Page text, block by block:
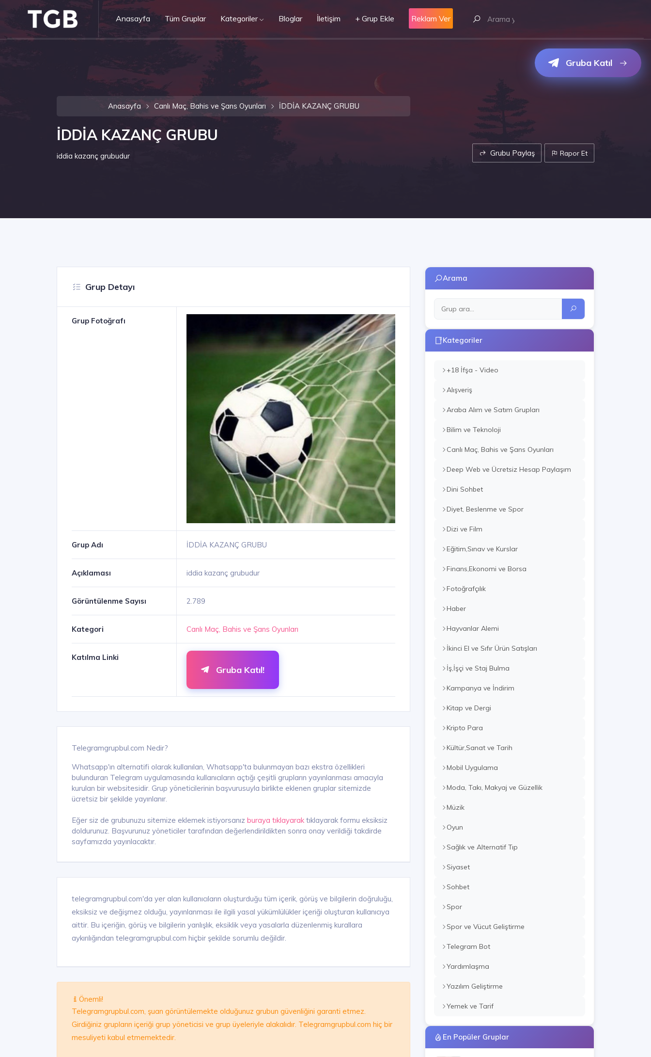
Anasayfa Tüm Gruplar Kategoriler Bloglar İletişim + Grup Ekle Reklam Ver
Anasayfa Canlı Maç, Bahis ve Şans Oyunları İDDİA KAZANÇ GRUBU
İDDİA KAZANÇ GRUBU
iddia kazanç grubudur Grubu Paylaş Rapor Et
Grup Detayı
Grup Fotoğrafı
Grup Adı İDDİA KAZANÇ GRUBU
Açıklaması iddia kazanç grubudur
Görüntülenme Sayısı 2.789
Kategori Canlı Maç, Bahis ve Şans Oyunları
Katılma Linki
Gruba Katıl!
Telegramgrupbul.com Nedir?
Whatsapp'ın alternatifi olarak kullanılan, Whatsapp'ta bulunmayan bazı ekstra özellikleri
bulunduran Telegram uygulamasında kullanıcıların açtığı çeşitli grupların yayınlanması amacıyla
kurulan bir websitesidir. Grup yöneticilerinin başvurusuyla birlikte eklenen gruplar sitemizde
ücretsiz bir şekilde yayınlanır.
Eğer siz de grubunuzu sitemize eklemek istiyorsanız buraya tıklayarak tıklayarak formu eksiksiz
doldurunuz. Başvurunuz yöneticiler tarafından değerlendirildikten sonra onay verildiği takdirde
sayfamızda yayınlacaktır.
telegramgrupbul.com'da yer alan kullanıcıların oluşturduğu tüm içerik, görüş ve bilgilerin doğruluğu,
eksiksiz ve değişmez olduğu, yayınlanması ile ilgili yasal yükümlülükler içeriği oluşturan kullanıcıya
aittir. Bu içeriğin, görüş ve bilgilerin yanlışlık, eksiklik veya yasalarla düzenlenmiş kurallara
aykırılığından telegramgrupbul.com hiçbir şekilde sorumlu değildir.
Önemli!
Telegramgrupbul.com, şuan görüntülemekte olduğunuz grubun güvenliğini garanti etmez.
Girdiğiniz grupların içeriği grup yöneticisi ve grup üyeleriyle alakalıdır. Telegramgrupbul.com hiç bir
mesuliyeti kabul etmemektedir.
Arama
Kategoriler
+18 İfşa - Video
Alışveriş
Araba Alım ve Satım Grupları
Bilim ve Teknoloji
Canlı Maç, Bahis ve Şans Oyunları
Deep Web ve Ücretsiz Hesap Paylaşım
Dini Sohbet
Diyet, Beslenme ve Spor
Dizi ve Film
Eğitim,Sınav ve Kurslar
Finans,Ekonomi ve Borsa
Fotoğrafçılık
Haber
Hayvanlar Alemi
İkinci El ve Sıfır Ürün Satışları
İş,İşçi ve Staj Bulma
Kampanya ve İndirim
Kitap ve Dergi
Kripto Para
Kültür,Sanat ve Tarih
Mobil Uygulama
Moda, Takı, Makyaj ve Güzellik
Müzik
Oyun
Sağlık ve Alternatif Tıp
Siyaset
Sohbet
Spor
Spor ve Vücut Geliştirme
Telegram Bot
Yardımlaşma
Yazılım Geliştirme
Yemek ve Tarif
En Popüler Gruplar
Gruba Katıl